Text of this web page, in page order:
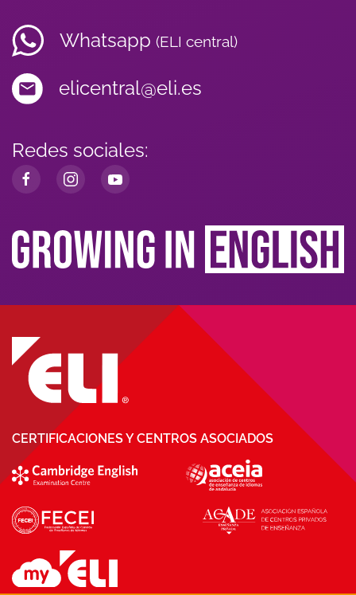
Whatsapp (ELI central)
elicentral@eli.es
Redes sociales:
CERTIFICACIONES Y CENTROS ASOCIADOS